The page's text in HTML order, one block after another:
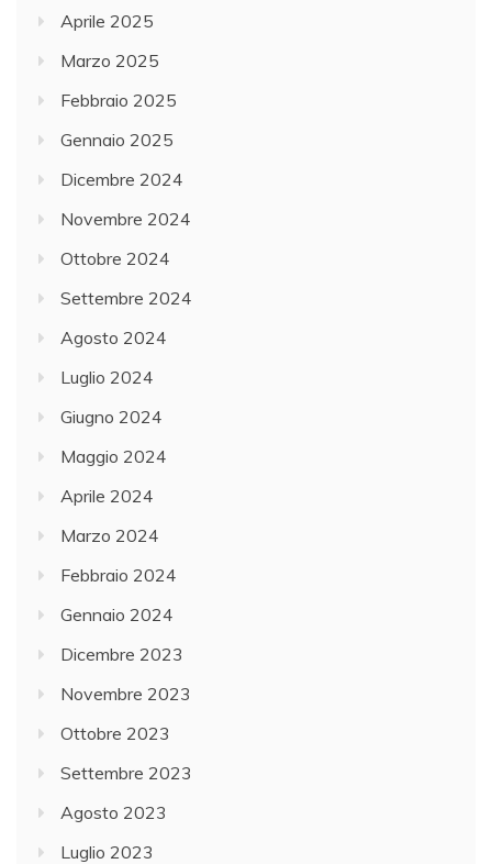
Aprile 2025
Marzo 2025
Febbraio 2025
Gennaio 2025
Dicembre 2024
Novembre 2024
Ottobre 2024
Settembre 2024
Agosto 2024
Luglio 2024
Giugno 2024
Maggio 2024
Aprile 2024
Marzo 2024
Febbraio 2024
Gennaio 2024
Dicembre 2023
Novembre 2023
Ottobre 2023
Settembre 2023
Agosto 2023
Luglio 2023